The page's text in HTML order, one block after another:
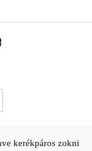
kerékpáros zokni